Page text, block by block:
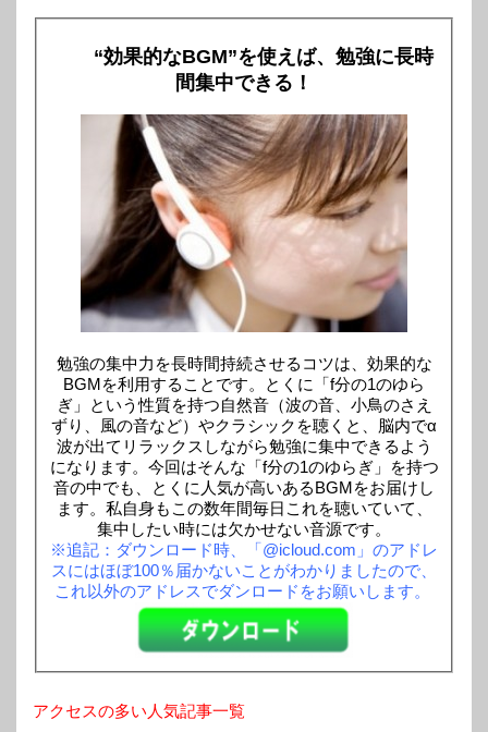
“効果的なBGM”を使えば、勉強に長時
間集中できる！
勉強の集中力を長時間持続させるコツは、効果的な
BGMを利用することです。とくに「f分の1のゆら
ぎ」という性質を持つ自然音（波の音、小鳥のさえ
ずり、風の音など）やクラシックを聴くと、脳内でα
波が出てリラックスしながら勉強に集中できるよう
になります。今回はそんな「f分の1のゆらぎ」を持つ
音の中でも、とくに人気が高いあるBGMをお届けし
ます。私自身もこの数年間毎日これを聴いていて、
集中したい時には欠かせない音源です。
※追記：ダウンロード時、「@icloud.com」のアドレ
スにはほぼ100％届かないことがわかりましたので、
これ以外のアドレスでダンロードをお願いします。
アクセスの多い人気記事一覧